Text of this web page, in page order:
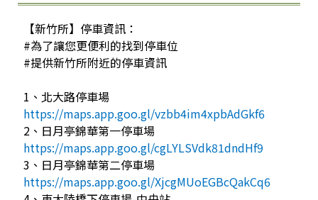
【新竹所】停車資訊：
#為了讓您更便利的找到停車位
#提供新竹所附近的停車資訊
1、北大路停車場
https://maps.app.goo.gl/vzbb4im4xpbAdGkf6
2、日月亭錦華第一停車場
https://maps.app.goo.gl/cgLYLSVdk81dndHf9
3、日月亭錦華第二停車場
https://maps.app.goo.gl/XjcgMUoEGBcQakCq6